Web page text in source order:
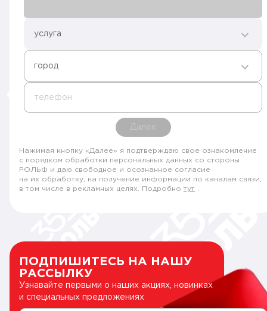
услуга
город
телефон
Далее
Нажимая кнопку «Далее» я подтверждаю свое ознакомление
с порядком обработки персональных данных со стороны
РОЛЬФ и даю свободное и осознанное согласие
на их обработку, на получение информации по каналам связи,
в том числе в рекламных целях. Подробно тут
ПОДПИШИТЕСЬ НА НАШУ
РАССЫЛКУ
Узнавайте первыми о наших акциях, новинках
и специальных предложениях